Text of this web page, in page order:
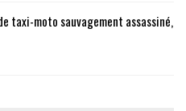
taxi-moto sauvagement assassiné,